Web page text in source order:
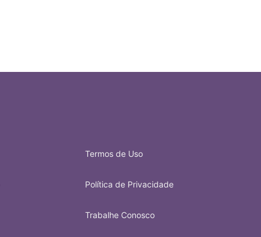
Termos de Uso
Política de Privacidade
Trabalhe Conosco